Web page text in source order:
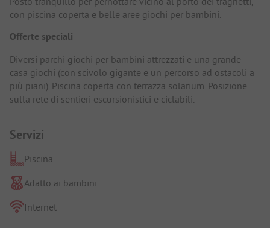
con piscina coperta e belle aree giochi per bambini.
Offerte speciali
Diversi parchi giochi per bambini attrezzati e una grande
casa giochi (con scivolo gigante e un percorso ad ostacoli a
più piani). Piscina coperta con terrazza solarium. Posizione
sulla rete di sentieri escursionistici e ciclabili.
Servizi
Piscina
Adatto ai bambini
Internet